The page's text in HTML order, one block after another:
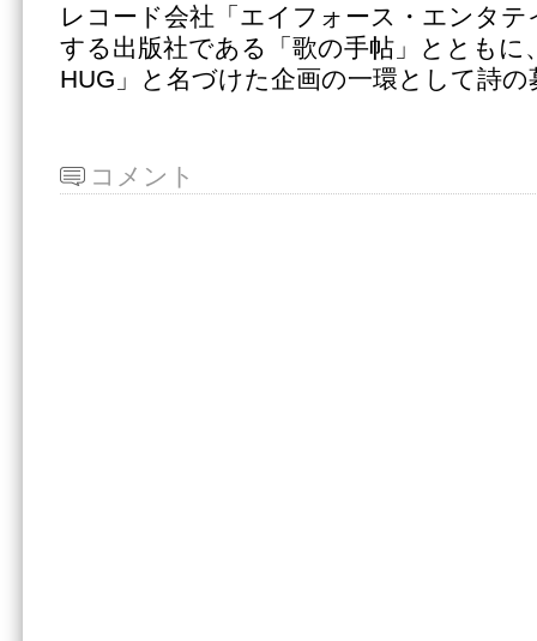
レコード会社「エイフォース・エンタ
する出版社である「歌の手帖」とともに
HUG」と名づけた企画の一環として詩
コメント